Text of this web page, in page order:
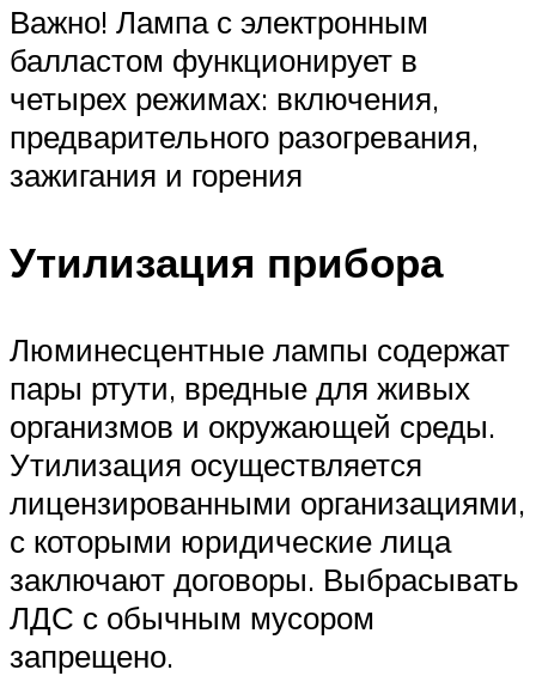
Важно! Лампа с электронным
балластом функционирует в
четырех режимах: включения,
предварительного разогревания,
зажигания и горения
Утилизация прибора
Люминесцентные лампы содержат
пары ртути, вредные для живых
организмов и окружающей среды.
Утилизация осуществляется
лицензированными организациями,
с которыми юридические лица
заключают договоры. Выбрасывать
ЛДС с обычным мусором
запрещено.